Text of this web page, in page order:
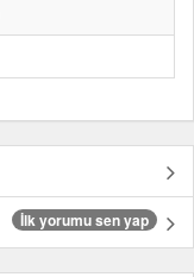
İlk yorumu sen yap